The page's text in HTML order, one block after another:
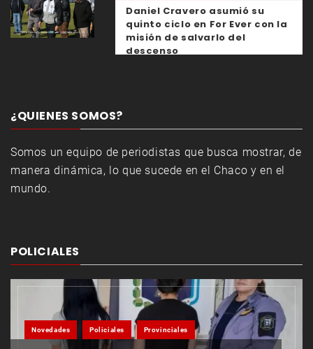
Daniel Cravero asumió su
quinto ciclo en For Ever con la
misión de salvarlo del
descenso
¿QUIENES SOMOS?
Somos un equipo de periodistas que busca mostrar, de
manera dinámica, lo que sucede en el Chaco y en el
mundo.
POLICIALES
Novedades Policiales Provinciales